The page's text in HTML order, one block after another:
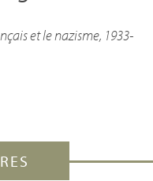
et le nazisme, 1933-